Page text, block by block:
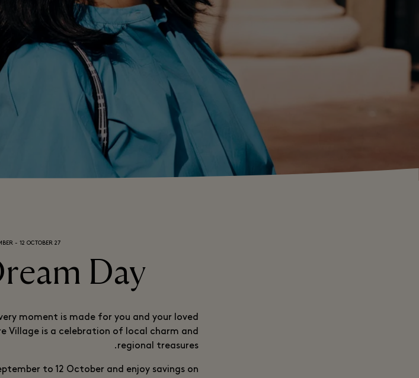
27 SEPTEMBER - 12 OCTOBER
Day!
moment is made for you and your loved
Village is a celebration of local charm and
regional treasures.
to 12 October and enjoy savings on